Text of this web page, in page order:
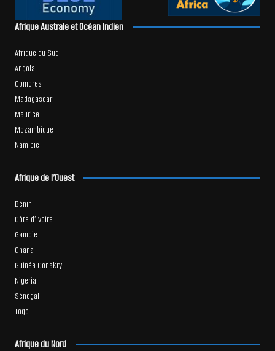
Afrique Australe et Océan Indien
Afrique du Sud
Angola
Comores
Madagascar
Maurice
Mozambique
Namibie
Afrique de l’Ouest
Bénin
Côte d’Ivoire
Gambie
Ghana
Guinée Conakry
Nigeria
Sénégal
Togo
Afrique du Nord